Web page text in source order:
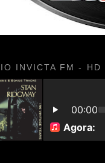
INVICTA FM - HD